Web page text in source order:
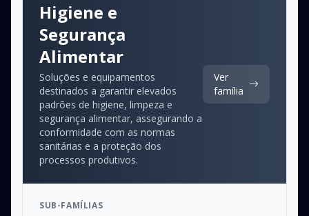
Higiene e
Segurança
Alimentar
Soluções e equipamentos
destinados a garantir elevados
padrões de higiene, limpeza e
segurança alimentar, assegurando a
conformidade com as normas
sanitárias e a proteção dos
processos produtivos.
Ver
família
SUB-FAMÍLIAS